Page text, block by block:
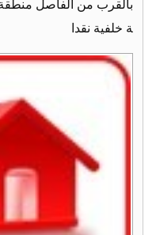
بالقرب من الفاصل منطقة
ة خلفية نقدا